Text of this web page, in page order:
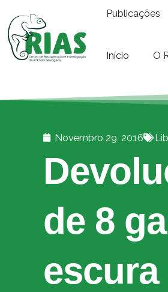
Publicações
Início O
Novembro 29, 2016
de 8
escura